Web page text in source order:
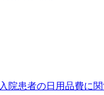
入院患者の日用品費に